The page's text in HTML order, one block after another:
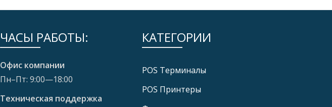
ЧАСЫ РАБОТЫ:
Офис компании
Пн–Пт: 9:00—18:00
Техническая поддержка
КАТЕГОРИИ
POS Tерминалы
POS Принтеры